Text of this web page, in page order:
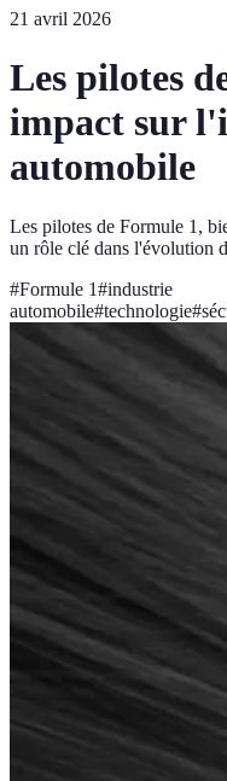
21 avril 2026
Les pilotes
impact sur
automobile
Les pilotes de Formule 1,
un rôle clé dans l'évolution
#Formule 1#industrie
automobile#technologie#